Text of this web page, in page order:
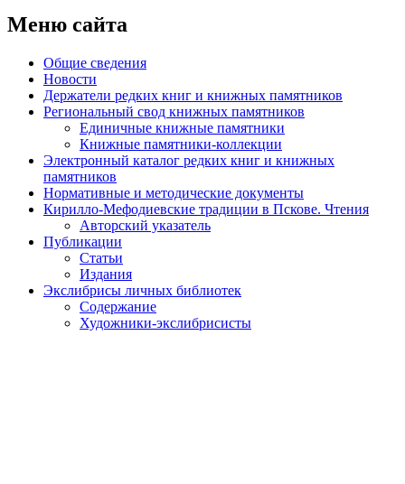
Меню сайта
Общие сведения
Новости
Держатели редких книг и книжных памятников
Региональный свод книжных памятников
Единичные книжные памятники
Книжные памятники-коллекции
Электронный каталог редких книг и книжных
памятников
Нормативные и методические документы
Кирилло-Мефодиевские традиции в Пскове. Чтения
Авторский указатель
Публикации
Статьи
Издания
Экслибрисы личных библиотек
Содержание
Художники-экслибрисисты